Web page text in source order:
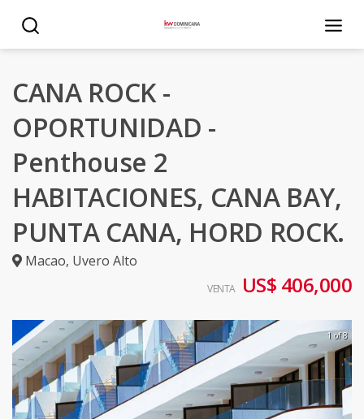
CANA ROCK -
OPORTUNIDAD -
Penthouse 2
HABITACIONES, CANA BAY,
PUNTA CANA, HORD ROCK.
Macao, Uvero Alto
VENTA US$ 406,000
1 of 8